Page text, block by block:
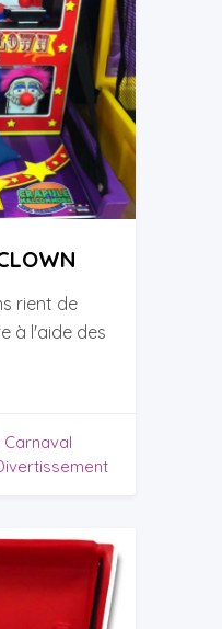
rient de
à l'aide des
Carnaval